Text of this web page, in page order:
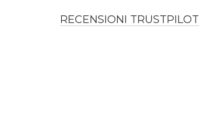
RECENSIONI TRUSTPILOT